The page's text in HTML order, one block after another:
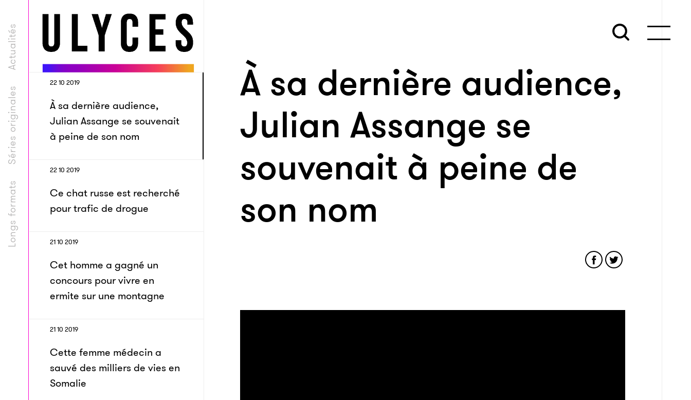
Longs formats
Séries originales
Actualités
22 10 2019
À sa dernière audience,
Julian Assange se souvenait
à peine de son nom
22 10 2019
Ce chat russe est recherché
pour trafic de drogue
21 10 2019
Cet homme a gagné un
concours pour vivre en
ermite sur une montagne
21 10 2019
Cette femme médecin a
sauvé des milliers de vies en
Somalie
À sa dernière audience,
Julian Assange se
souvenait à peine de
son nom